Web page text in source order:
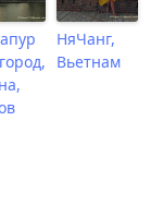
НяЧанг,
Вьетнам